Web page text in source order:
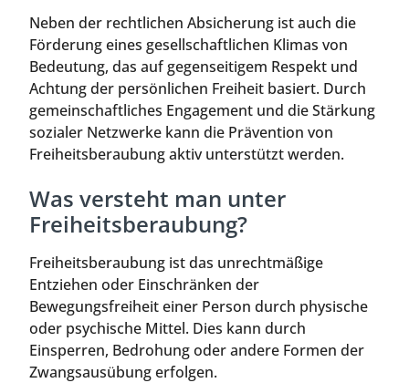
Neben der rechtlichen Absicherung ist auch die
Förderung eines gesellschaftlichen Klimas von
Bedeutung, das auf gegenseitigem Respekt und
Achtung der persönlichen Freiheit basiert. Durch
gemeinschaftliches Engagement und die Stärkung
sozialer Netzwerke kann die Prävention von
Freiheitsberaubung aktiv unterstützt werden.
Was versteht man unter
Freiheitsberaubung?
Freiheitsberaubung ist das unrechtmäßige
Entziehen oder Einschränken der
Bewegungsfreiheit einer Person durch physische
oder psychische Mittel. Dies kann durch
Einsperren, Bedrohung oder andere Formen der
Zwangsausübung erfolgen.